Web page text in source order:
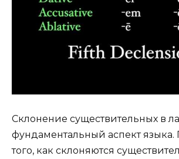
Склонение существительных в
фундаментальный аспект
того, как склоняются